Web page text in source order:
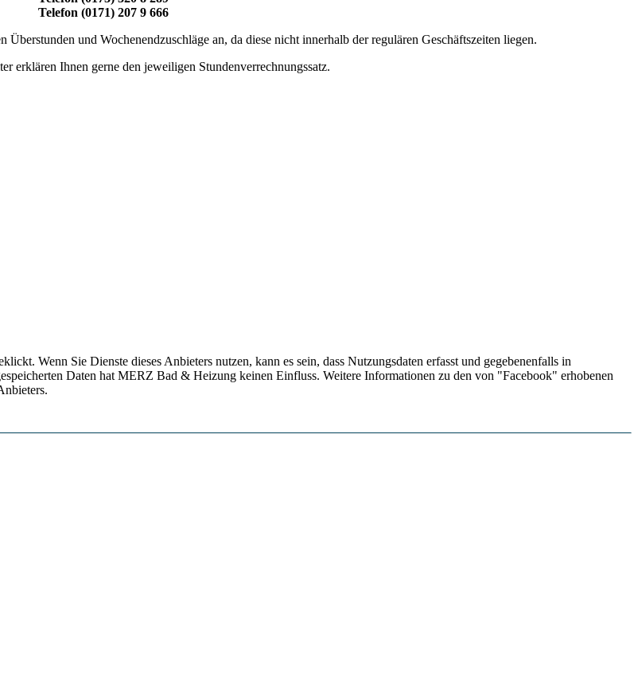
Telefon (0171) 207 9 666
Überstunden und Wochenendzuschläge an, da diese nicht innerhalb der regulären Geschäftszeiten liegen.
erklären Ihnen gerne den jeweiligen Stundenverrechnungssatz.
Wenn Sie Dienste dieses Anbieters nutzen, kann es sein, dass Nutzungsdaten erfasst und gegebenenfalls in
Daten hat MERZ Bad & Heizung keinen Einfluss. Weitere Informationen zu den von "Facebook" erhobenen